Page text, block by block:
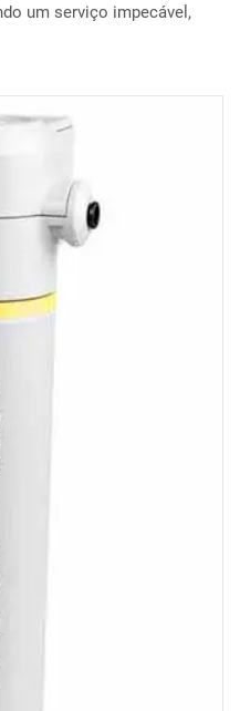
um serviço impecável,